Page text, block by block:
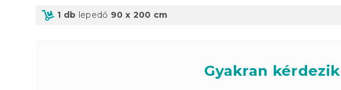
1 db lepedő 90 x 200 cm
Gyakran kérdezik